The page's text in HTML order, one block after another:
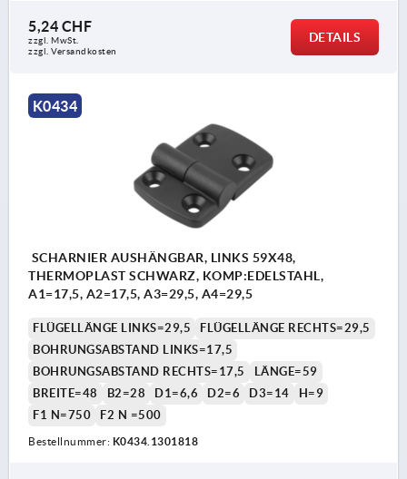
5,24 CHF
zzgl. MwSt.
zzgl. Versandkosten
DETAILS
K0434
SCHARNIER AUSHÄNGBAR, LINKS 59X48,
THERMOPLAST SCHWARZ, KOMP:EDELSTAHL,
A1=17,5, A2=17,5, A3=29,5, A4=29,5
FLÜGELLÄNGE LINKS=29,5
FLÜGELLÄNGE RECHTS=29,5
BOHRUNGSABSTAND LINKS=17,5
BOHRUNGSABSTAND RECHTS=17,5
LÄNGE=59
BREITE=48
B2=28 D1=6,6 D2=6 D3=14
H=9
F1 N=750
F2 N =500
Bestellnummer: K0434.1301818